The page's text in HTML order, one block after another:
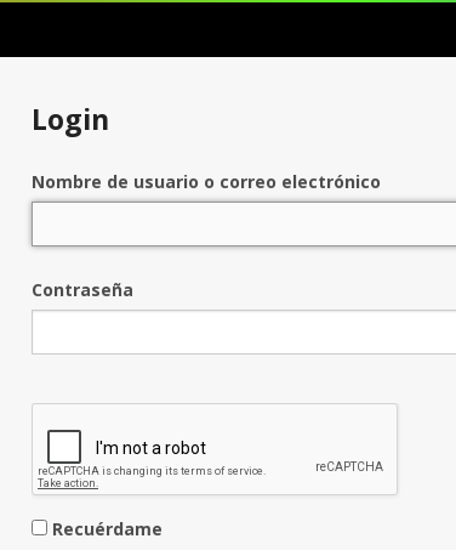
Login
Nombre de usuario o correo electrónico
Contraseña
Recuérdame